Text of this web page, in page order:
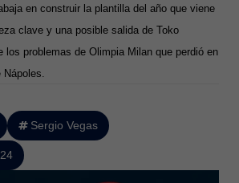
en construir la plantilla del año que viene
clave y una posible salida de Toko
los problemas de Olimpia Milan que perdió en
Sergio Vegas